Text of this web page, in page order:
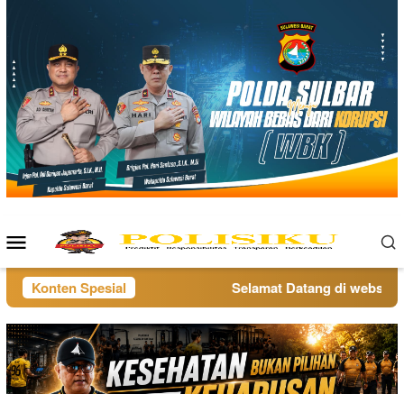
Menu
Mobile
Konten Spesial Selamat Datang di website